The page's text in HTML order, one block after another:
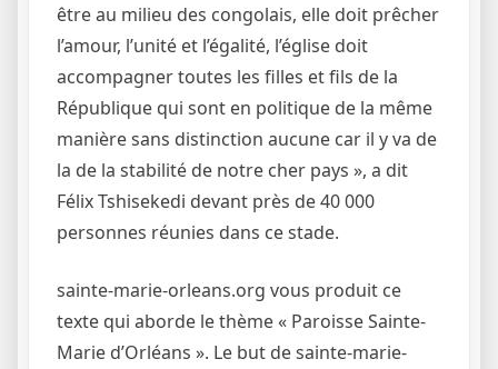
être au milieu des congolais, elle doit prêcher
l’amour, l’unité et l’égalité, l’église doit
accompagner toutes les filles et fils de la
République qui sont en politique de la même
manière sans distinction aucune car il y va de
la de la stabilité de notre cher pays », a dit
Félix Tshisekedi devant près de 40 000
personnes réunies dans ce stade.
sainte-marie-orleans.org vous produit ce
texte qui aborde le thème « Paroisse Sainte-
Marie d’Orléans ». Le but de sainte-marie-